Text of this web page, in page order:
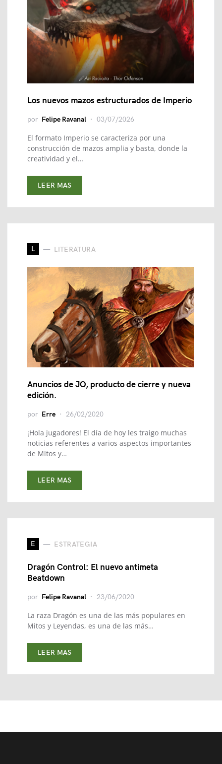
Los nuevos mazos estructurados de Imperio
por Felipe Ravanal 03/07/2026
El formato Imperio se caracteriza por una
construcción de mazos amplia y basta, donde la
creatividad y el…
LEER MAS
L LITERATURA
Anuncios de JO, producto de cierre y nueva
edición.
por Erre 26/02/2020
¡Hola jugadores! El día de hoy les traigo muchas
noticias referentes a varios aspectos importantes
de Mitos y…
LEER MAS
E ESTRATEGIA
Dragón Control: El nuevo antimeta
Beatdown
por Felipe Ravanal 23/06/2020
La raza Dragón es una de las más populares en
Mitos y Leyendas, es una de las más…
LEER MAS